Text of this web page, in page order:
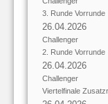
3. Runde Vorrunde
26.04.2026
Challenger
2. Runde Vorrunde
26.04.2026
Challenger
Viertelfinale